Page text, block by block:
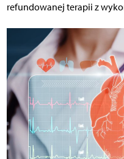
refundowanej terapii z